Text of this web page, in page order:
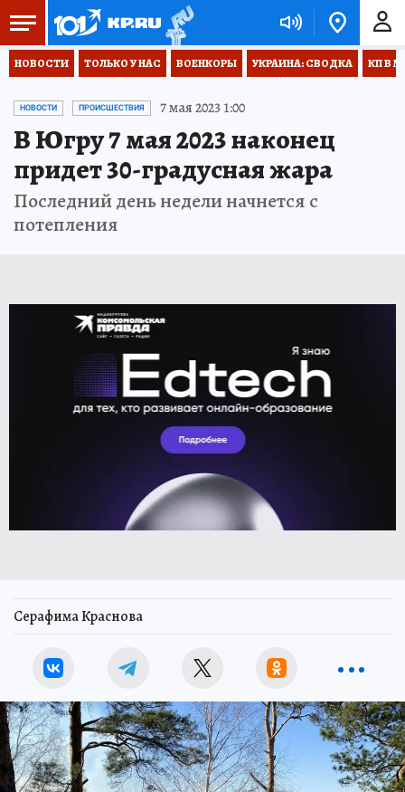
НОВОСТИ ТОЛЬКО У НАС ВОЕНКОРЫ УКРАИНА: СВОДКА КП В
НОВОСТИ ПРОИСШЕСТВИЯ 7 мая 2023 1:00
В Югру 7 мая 2023 наконец
придет 30-градусная жара
Последний день недели начнется с
потепления
Серафима Краснова